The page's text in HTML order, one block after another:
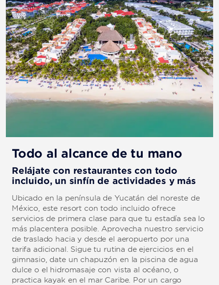
Todo al alcance de tu mano
Relájate con restaurantes con todo
incluido, un sinfín de actividades y más
Ubicado en la península de Yucatán del noreste de
México, este resort con todo incluido ofrece
servicios de primera clase para que tu estadía sea lo
más placentera posible. Aprovecha nuestro servicio
de traslado hacia y desde el aeropuerto por una
tarifa adicional. Sigue tu rutina de ejercicios en el
gimnasio, date un chapuzón en la piscina de agua
dulce o el hidromasaje con vista al océano, o
practica kayak en el mar Caribe. Por un cargo